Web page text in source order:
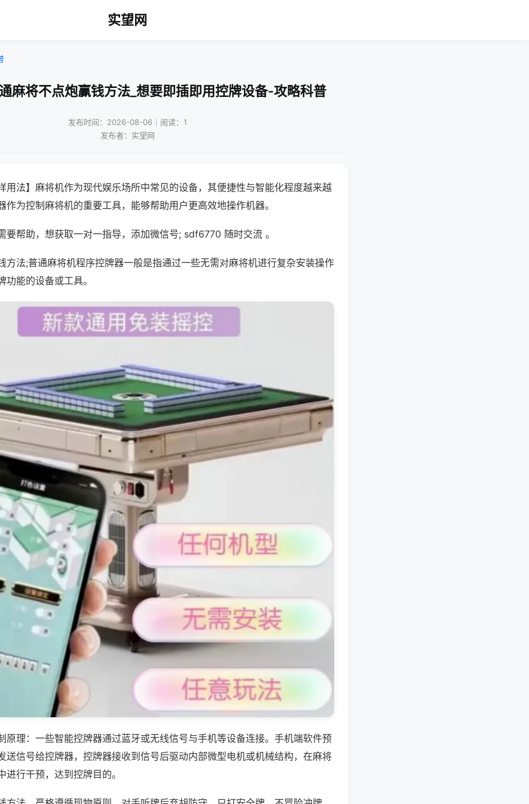
实望网
麻将不点炮赢钱方法_想要即插即用控牌设备-攻略科普
发布时间：2026-08-06｜阅读：1
发布者：实望网
用法】麻将机作为现代娱乐场所中常见的设备，其便捷性与智能化程度越来越
作为控制麻将机的重要工具，能够帮助用户更高效地操作机器。
要帮助，想获取一对一指导，添加微信号; sdf6770 随时交流 。
方法;普通麻将机程序控牌器一般是指通过一些无需对麻将机进行复杂安装操作
能的设备或工具。
原理：一些智能控牌器通过蓝牙或无线信号与手机等设备连接。手机端软件预
送信号给控牌器，控牌器接收到信号后驱动内部微型电机或机械结构，在麻将
进行干预，达到控牌目的。